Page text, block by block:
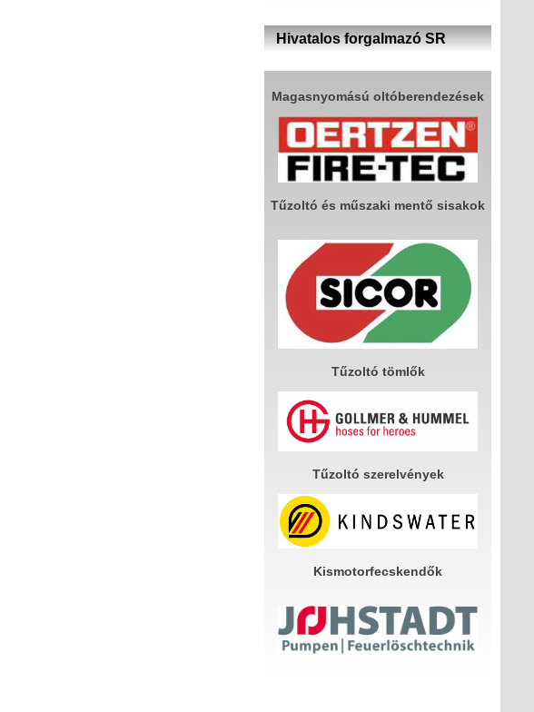
Hivatalos forgalmazó SR
Magasnyomású oltóberendezések
Tűzoltó és műszaki mentő sisakok
Tűzoltó tömlők
Tűzoltó szerelvények
Kismotorfecskendők